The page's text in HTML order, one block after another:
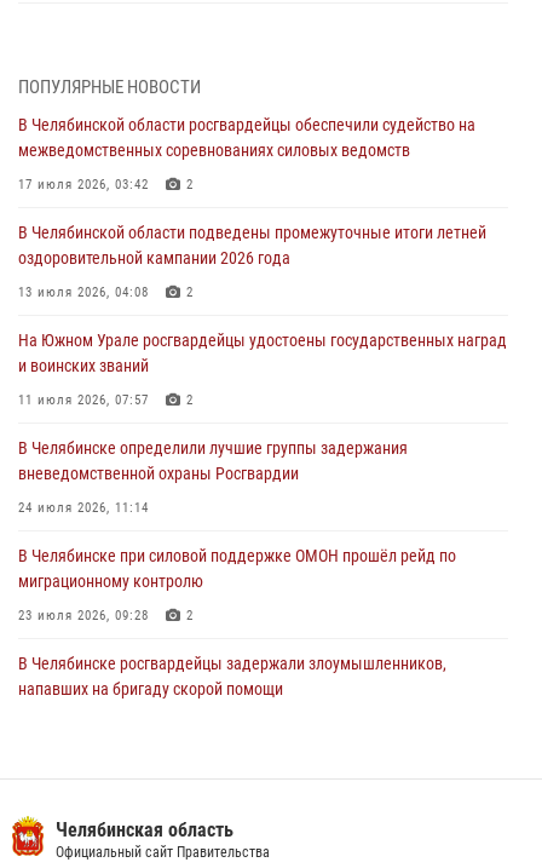
03 августа 2026, 09:22 1
Авиация Росгвардии совершила более 250 санитарных вылетов в
Донецкой Народной Республике
31 июля 2026, 11:33
Росгвардия обеспечивает безопасность граждан на южном
направлении
31 июля 2026, 11:32
В Уральском округе Росгвардии состоялось заседание
оперативного штаба
30 июля 2026, 10:53
ПОПУЛЯРНЫЕ НОВОСТИ
В Челябинской области росгвардейцы обеспечили судейство на
межведомственных соревнованиях силовых ведомств
17 июля 2026, 03:42 2
В Челябинской области подведены промежуточные итоги летней
оздоровительной кампании 2026 года
13 июля 2026, 04:08 2
На Южном Урале росгвардейцы удостоены государственных наград
и воинских званий
11 июля 2026, 07:57 2
В Челябинске определили лучшие группы задержания
вневедомственной охраны Росгвардии
24 июля 2026, 11:14
В Челябинске при силовой поддержке ОМОН прошёл рейд по
миграционному контролю
23 июля 2026, 09:28 2
В Челябинске росгвардейцы задержали злоумышленников,
напавших на бригаду скорой помощи
13 июля 2026, 03:02 5
Челябинская область
Официальный сайт Правительства